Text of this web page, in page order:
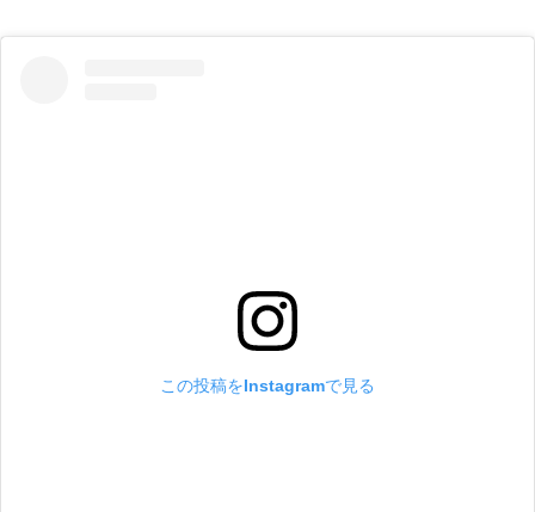
この投稿をInstagramで見る